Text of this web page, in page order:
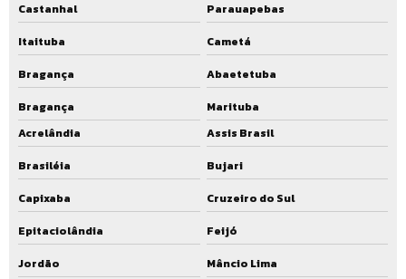
Castanhal
Parauapebas
Itaituba
Cametá
Bragança
Abaetetuba
Bragança
Marituba
Acrelândia
Assis Brasil
Brasiléia
Bujari
Capixaba
Cruzeiro do Sul
Epitaciolândia
Feijó
Jordão
Mâncio Lima